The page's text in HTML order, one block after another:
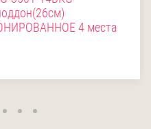
4 места